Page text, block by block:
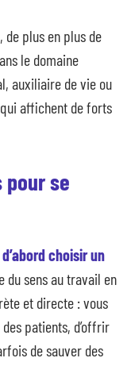
de plus en plus de
le domaine
auxiliaire de vie ou
affichent de forts
se
d’abord choisir un
du sens au travail en
et directe : vous
patients, d’offrir
de sauver des